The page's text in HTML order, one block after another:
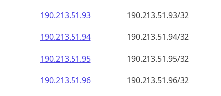
190.213.51.93
190.213.51.93/32
190.213.51.94
190.213.51.94/32
190.213.51.95
190.213.51.95/32
190.213.51.96
190.213.51.96/32